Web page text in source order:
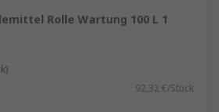
Rolle Wartung 100 L 1
92,32 €/Stück